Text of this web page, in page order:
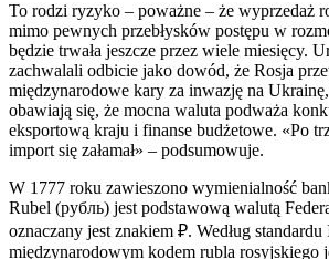
To rodzi ryzyko – poważne – że wyprzedaż
mimo pewnych przebłysków postępu w
będzie trwała jeszcze przez wiele miesięcy.
zachwalali odbicie jako dowód, że Rosja
międzynarodowe kary za inwazję na
obawiają się, że mocna waluta podważa
eksportową kraju i finanse budżetowe. «Po
import się załamał» – podsumowuje.
W 1777 roku zawieszono wymienialność
Rubel (pубль) jest podstawową walutą
oznaczany jest znakiem ₽. Według
międzynarodowym kodem rubla rosyjskiego